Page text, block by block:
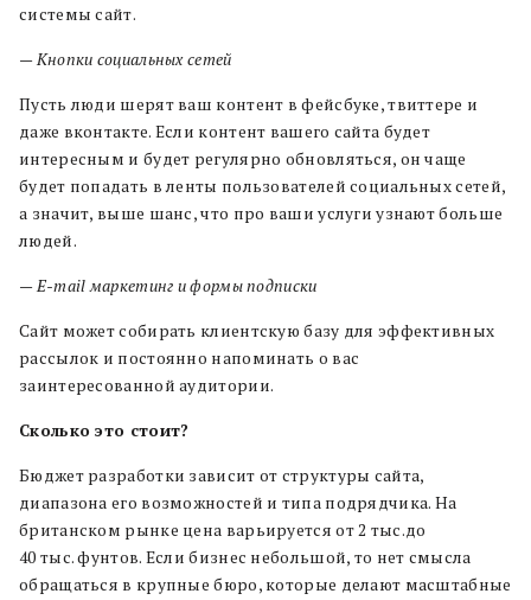
системы сайт.
— Кнопки социальных сетей
Пусть люди шерят ваш контент в фейсбуке, твиттере и
даже вконтакте. Если контент вашего сайта будет
интересным и будет регулярно обновляться, он чаще
будет попадать в ленты пользователей социальных сетей,
а значит, выше шанс, что про ваши услуги узнают больше
людей.
— Е-mail маркетинг и формы подписки
Cайт может собирать клиентскую базу для эффективных
рассылок и постоянно напоминать о вас
заинтересованной аудитории.
Сколько это стоит?
Бюджет разработки зависит от структуры сайта,
диапазона его возможностей и типа подрядчика. На
британском рынке цена варьируется от 2 тыс.до
40 тыс. фунтов. Если бизнес небольшой, то нет смысла
обращаться в крупные бюро, которые делают масштабные